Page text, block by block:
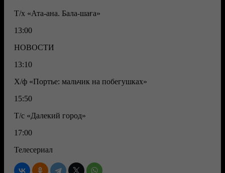
Т/х «Ата-ана. Бала-шаға»
13:00
НОВОСТИ
13:10
Х/ф «Портье: мальчик на побегушках»
15:50
Т/с «Далекий город»
17:00
Телесериал